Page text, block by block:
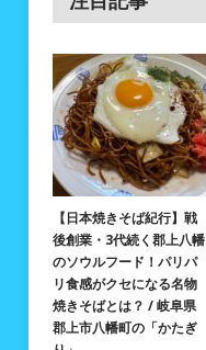
【日本焼きそば紀行】戦
後創業・3代続く郡上八幡
のソウルフード！パリパ
リ食感がクセになる名物
焼きそばとは？ / 岐阜県
郡上市八幡町の「かたぎ